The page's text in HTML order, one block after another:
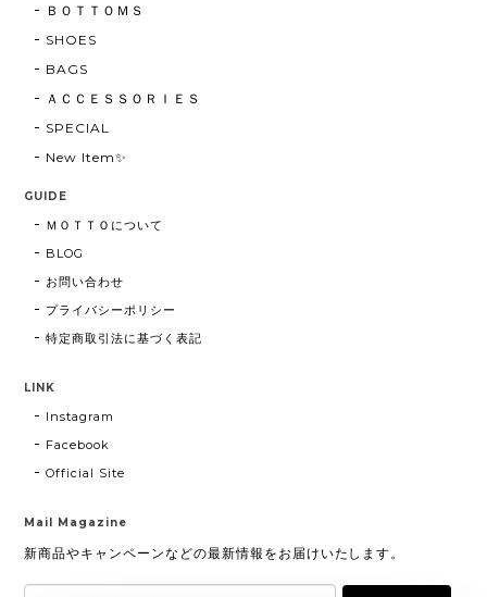
ＢＯＴＴＯＭＳ
SHOES
BAGS
ＡＣＣＥＳＳＯＲＩＥＳ
SPECIAL
New Item✨
GUIDE
ＭＯＴＴＯについて
BLOG
お問い合わせ
プライバシーポリシー
特定商取引法に基づく表記
LINK
Instagram
Facebook
Official Site
Mail Magazine
新商品やキャンペーンなどの最新情報をお届けいたします。